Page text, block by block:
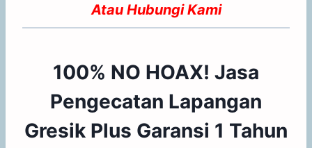
Atau Hubungi Kami
100% NO HOAX! Jasa
Pengecatan Lapangan
Gresik Plus Garansi 1 Tahun